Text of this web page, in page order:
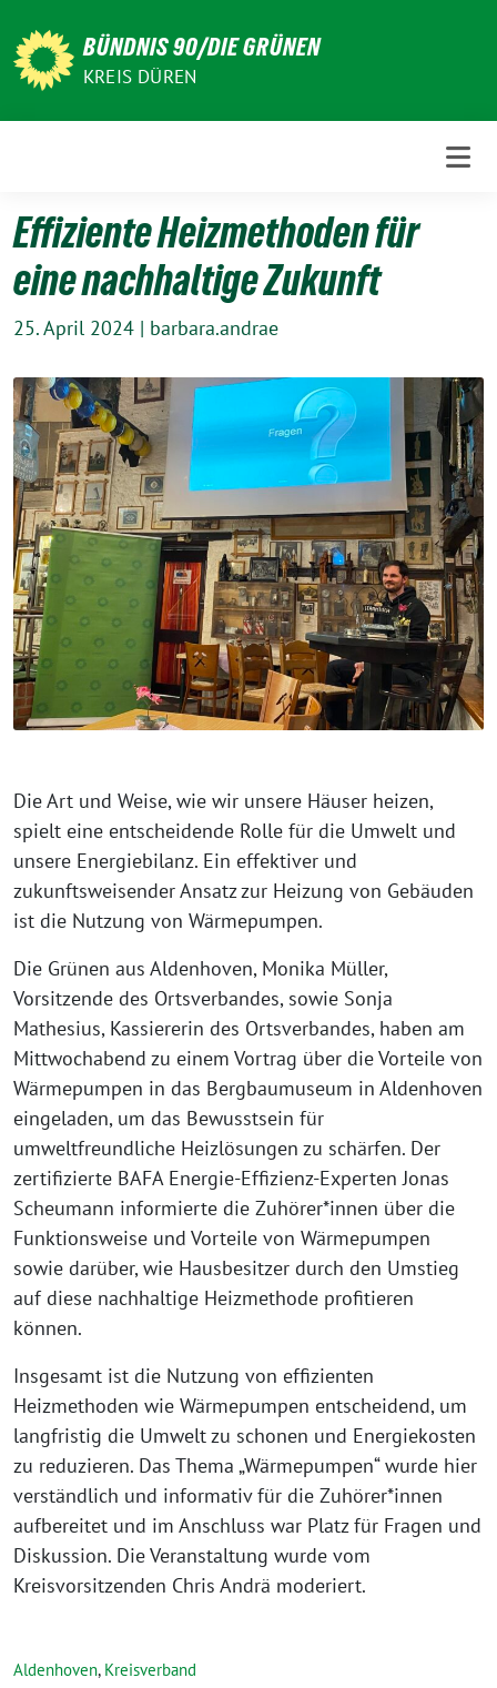
zum
Inhalt
BÜNDNIS 90/DIE GRÜNEN
KREIS DÜREN
Effiziente Heizmethoden für
eine nachhaltige Zukunft
25. April 2024 | barbara.andrae
Die Art und Weise, wie wir unsere Häuser heizen,
spielt eine entscheidende Rolle für die Umwelt und
unsere Energiebilanz. Ein effektiver und
zukunftsweisender Ansatz zur Heizung von Gebäuden
ist die Nutzung von Wärmepumpen.
Die Grünen aus Aldenhoven, Monika Müller,
Vorsitzende des Ortsverbandes, sowie Sonja
Mathesius, Kassiererin des Ortsverbandes, haben am
Mittwochabend zu einem Vortrag über die Vorteile von
Wärmepumpen in das Bergbaumuseum in Aldenhoven
eingeladen, um das Bewusstsein für
umweltfreundliche Heizlösungen zu schärfen. Der
zertifizierte BAFA Energie-Effizienz-Experten Jonas
Scheumann informierte die Zuhörer*innen über die
Funktionsweise und Vorteile von Wärmepumpen
sowie darüber, wie Hausbesitzer durch den Umstieg
auf diese nachhaltige Heizmethode profitieren
können.
Insgesamt ist die Nutzung von effizienten
Heizmethoden wie Wärmepumpen entscheidend, um
langfristig die Umwelt zu schonen und Energiekosten
zu reduzieren. Das Thema „Wärmepumpen“ wurde hier
verständlich und informativ für die Zuhörer*innen
aufbereitet und im Anschluss war Platz für Fragen und
Diskussion. Die Veranstaltung wurde vom
Kreisvorsitzenden Chris Andrä moderiert.
Aldenhoven, Kreisverband